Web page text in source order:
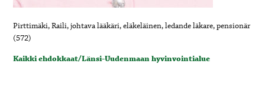
Pirttimäki, Raili, johtava lääkäri, eläkeläinen, ledande läkare, pensionär
(572)
Kaikki ehdokkaat/Länsi-Uudenmaan hyvinvointialue